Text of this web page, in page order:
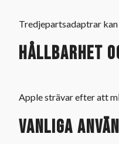
Tredjepartsadaptrar
Hållbarhet
Apple strävar efter att
Vanliga